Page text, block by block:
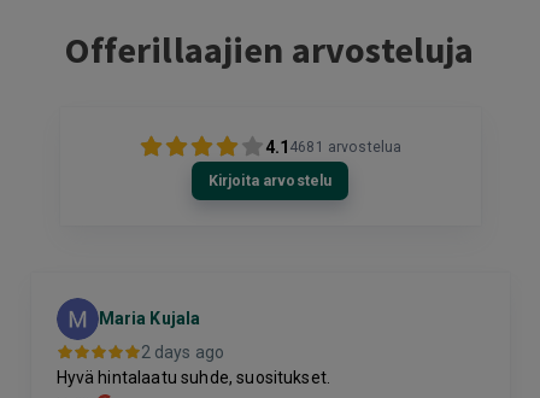
Offerillaajien arvosteluja
4.1 4681 arvostelua
Kirjoita arvostelu
Maria Kujala
2 days ago
Hyvä hintalaatu suhde, suositukset.